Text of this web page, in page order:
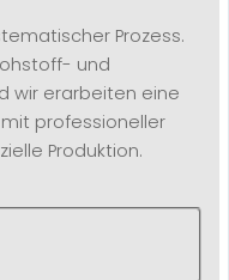
Prozess.
und
wir erarbeiten eine
professioneller
Produktion.